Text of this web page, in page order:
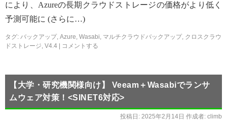
により、Azureの長期クラウドストレージの価格がより低く
予測可能に (さらに…)
タグ: バックアップ, Azure, Wasabi, マルチクラウドバックアップ, クロスクラウ
ドストレージ, V4.4 コメントする
【大学・研究機関様向け】 Veeam＋Wasabiでランサ
ムウェア対策！<SINET6対応>
投稿日: 2025年2月14日 作成者: climb